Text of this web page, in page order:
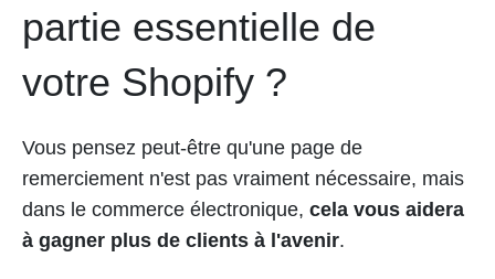
partie essentielle de
votre Shopify ?
Vous pensez peut-être qu'une page de
remerciement n'est pas vraiment nécessaire, mais
dans le commerce électronique, cela vous aidera
à gagner plus de clients à l'avenir.